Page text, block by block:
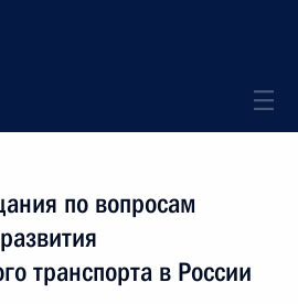
по вопросам
транспорта в России